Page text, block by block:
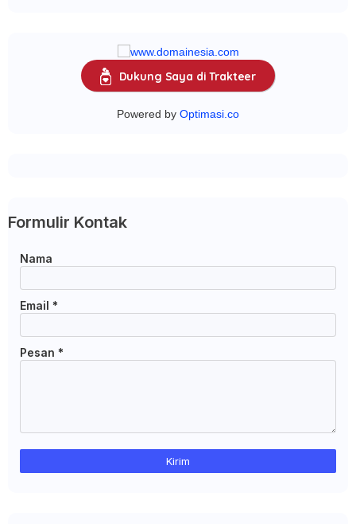
Dukung Saya di Trakteer
Powered by Optimasi.co
Formulir Kontak
Nama
Email *
Pesan *